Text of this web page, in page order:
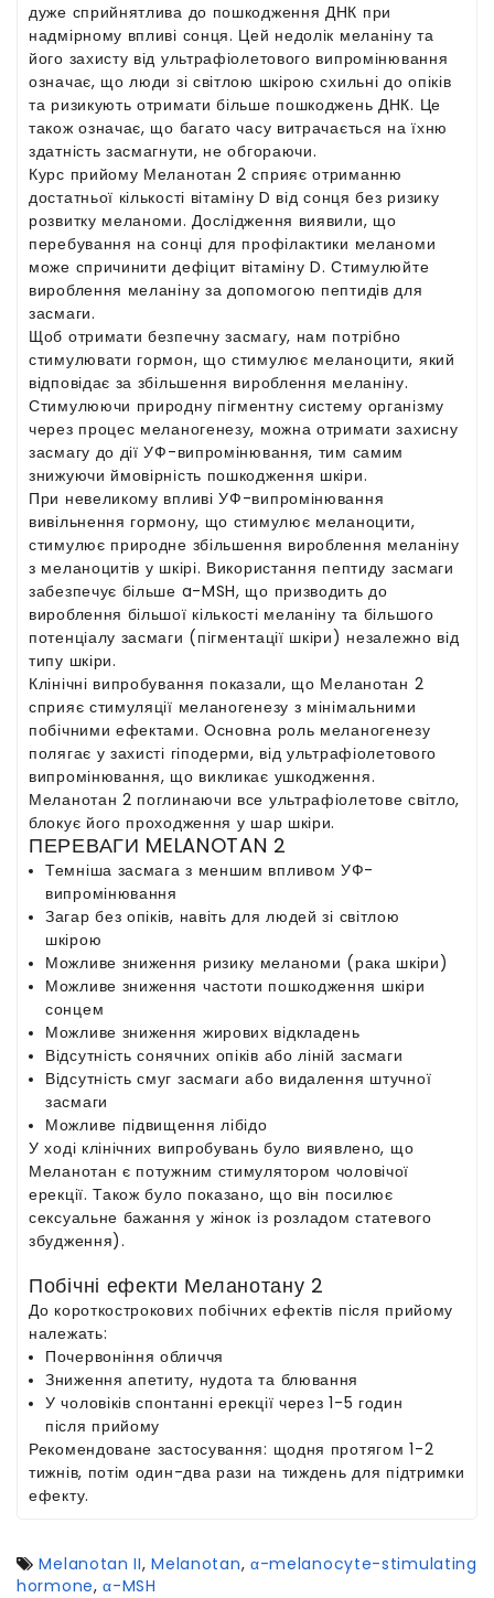
дуже сприйнятлива до пошкодження ДНК при
надмірному впливі сонця. Цей недолік меланіну та
його захисту від ультрафіолетового випромінювання
означає, що люди зі світлою шкірою схильні до опіків
та ризикують отримати більше пошкоджень ДНК. Це
також означає, що багато часу витрачається на їхню
здатність засмагнути, не обгораючи.
Курс прийому Меланотан 2 сприяє отриманню
достатньої кількості вітаміну D від сонця без ризику
розвитку меланоми. Дослідження виявили, що
перебування на сонці для профілактики меланоми
може спричинити дефіцит вітаміну D. Стимулюйте
вироблення меланіну за допомогою пептидів для
засмаги.
Щоб отримати безпечну засмагу, нам потрібно
стимулювати гормон, що стимулює меланоцити, який
відповідає за збільшення вироблення меланіну.
Стимулюючи природну пігментну систему організму
через процес меланогенезу, можна отримати захисну
засмагу до дії УФ-випромінювання, тим самим
знижуючи ймовірність пошкодження шкіри.
При невеликому впливі УФ-випромінювання
вивільнення гормону, що стимулює меланоцити,
стимулює природне збільшення вироблення меланіну
з меланоцитів у шкірі. Використання пептиду засмаги
забезпечує більше a-MSH, що призводить до
вироблення більшої кількості меланіну та більшого
потенціалу засмаги (пігментації шкіри) незалежно від
типу шкіри.
Клінічні випробування показали, що Меланотан 2
сприяє стимуляції меланогенезу з мінімальними
побічними ефектами. Основна роль меланогенезу
полягає у захисті гіподерми, від ультрафіолетового
випромінювання, що викликає ушкодження.
Меланотан 2 поглинаючи все ультрафіолетове світло,
блокує його проходження у шар шкіри.
ПЕРЕВАГИ MELANOTAN 2
Темніша засмага з меншим впливом УФ-
випромінювання
Загар без опіків, навіть для людей зі світлою
шкірою
Можливе зниження ризику меланоми (рака шкіри)
Можливе зниження частоти пошкодження шкіри
сонцем
Можливе зниження жирових відкладень
Відсутність сонячних опіків або ліній засмаги
Відсутність смуг засмаги або видалення штучної
засмаги
Можливе підвищення лібідо
У ході клінічних випробувань було виявлено, що
Меланотан є потужним стимулятором чоловічої
ерекції. Також було показано, що він посилює
сексуальне бажання у жінок із розладом статевого
збудження).
Побічні ефекти Меланотану 2
До короткострокових побічних ефектів після прийому
належать:
Почервоніння обличчя
Зниження апетиту, нудота та блювання
У чоловіків спонтанні ерекції через 1-5 годин
після прийому
Рекомендоване застосування: щодня протягом 1-2
тижнів, потім один-два рази на тиждень для підтримки
ефекту.
Melanotan II,Melanotan, α-melanocyte-stimulating
hormone,α-MSH